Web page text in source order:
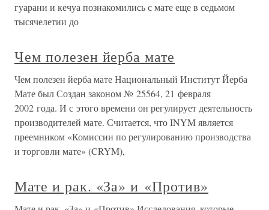
гуарани и кечуа познакомились с мате еще в седьмом
тысячелетии до
Чем полезен йерба мате
Чем полезен йерба мате Национальный Институт Йерба
Мате был Создан законом № 25564, 21 февраля
2002 года. И с этого времени он регулирует деятельность
производителей мате. Считается, что INYM является
преемником «Комиссии по регулированию производства
и торговли мате» (CRYM),
Мате и рак. «За» и «Против»